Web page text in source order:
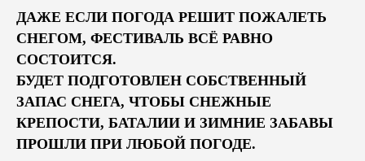
ДАЖЕ ЕСЛИ ПОГОДА РЕШИТ ПОЖАЛЕТЬ
СНЕГОМ, ФЕСТИВАЛЬ ВСЁ РАВНО
СОСТОИТСЯ.
БУДЕТ ПОДГОТОВЛЕН СОБСТВЕННЫЙ
ЗАПАС СНЕГА, ЧТОБЫ СНЕЖНЫЕ
КРЕПОСТИ, БАТАЛИИ И ЗИМНИЕ ЗАБАВЫ
ПРОШЛИ ПРИ ЛЮБОЙ ПОГОДЕ.